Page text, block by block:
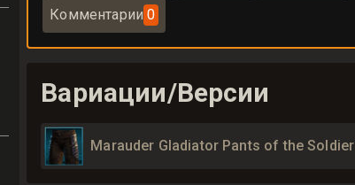
Комментарии 0
Вариации/Версии
Marauder Gladiator Pants of the Soldier